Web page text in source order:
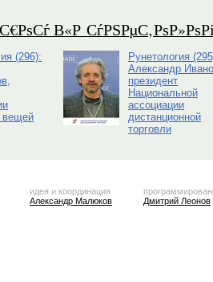
В«Р
(296):
вещей
Рунетология
Александр
президент
Национальной
ассоциации
дистанционной
торговли
идея и координация
Александр Малюков
Дмитрий Леонов